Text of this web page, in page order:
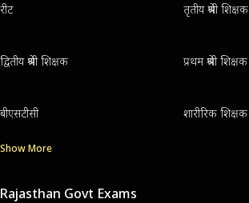
रीट तृतीय श्रेणी शिक्षक
द्वितीय श्रेणी शिक्षक प्रथम श्रेणी शिक्षक
बीएसटीसी शारीरिक शिक्षक
Show More
Rajasthan Govt Exams